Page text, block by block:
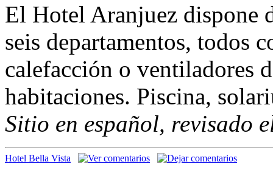
El Hotel Aranjuez dispone
seis departamentos, todos
calefacción o ventiladores
habitaciones. Piscina,
Sitio en español, revisado
Hotel Bella Vista